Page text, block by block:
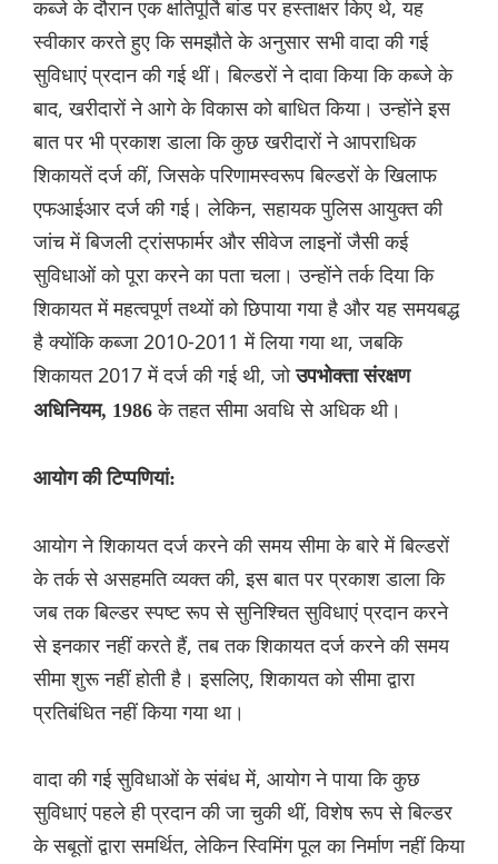
कब्जे के दौरान एक क्षतिपूर्ति बांड पर हस्ताक्षर किए थे, यह
स्वीकार करते हुए कि समझौते के अनुसार सभी वादा की गई
सुविधाएं प्रदान की गई थीं। बिल्डरों ने दावा किया कि कब्जे के
बाद, खरीदारों ने आगे के विकास को बाधित किया। उन्होंने इस
बात पर भी प्रकाश डाला कि कुछ खरीदारों ने आपराधिक
शिकायतें दर्ज कीं, जिसके परिणामस्वरूप बिल्डरों के खिलाफ
एफआईआर दर्ज की गई। लेकिन, सहायक पुलिस आयुक्त की
जांच में बिजली ट्रांसफार्मर और सीवेज लाइनों जैसी कई
सुविधाओं को पूरा करने का पता चला। उन्होंने तर्क दिया कि
शिकायत में महत्वपूर्ण तथ्यों को छिपाया गया है और यह समयबद्ध
है क्योंकि कब्जा 2010-2011 में लिया गया था, जबकि
शिकायत 2017 में दर्ज की गई थी, जोउपभोक्ता संरक्षण
अधिनियम, 1986के तहत सीमा अवधि से अधिक थी।
आयोग की टिप्पणियां:
आयोग ने शिकायत दर्ज करने की समय सीमा के बारे में बिल्डरों
के तर्क से असहमति व्यक्त की, इस बात पर प्रकाश डाला कि
जब तक बिल्डर स्पष्ट रूप से सुनिश्चित सुविधाएं प्रदान करने
से इनकार नहीं करते हैं, तब तक शिकायत दर्ज करने की समय
सीमा शुरू नहीं होती है। इसलिए, शिकायत को सीमा द्वारा
प्रतिबंधित नहीं किया गया था।
वादा की गई सुविधाओं के संबंध में, आयोग ने पाया कि कुछ
सुविधाएं पहले ही प्रदान की जा चुकी थीं, विशेष रूप से बिल्डर
के सबूतों द्वारा समर्थित, लेकिन स्विमिंग पूल का निर्माण नहीं किया